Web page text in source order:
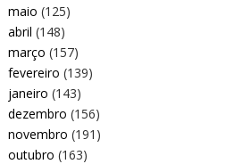
maio (125)
abril (148)
março (157)
fevereiro (139)
janeiro (143)
dezembro (156)
novembro (191)
outubro (163)